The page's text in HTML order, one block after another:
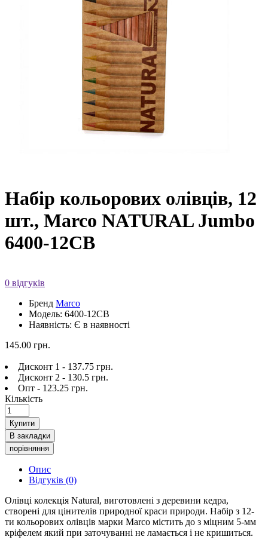
Набір кольорових олівців, 12
шт., Marco NATURAL Jumbo
6400-12CB
0 відгуків
Бренд Marco
Модель: 6400-12CB
Наявність: Є в наявності
145.00 грн.
Дисконт 1 - 137.75 грн.
Дисконт 2 - 130.5 грн.
Опт - 123.25 грн.
Кількість
Купити
В закладки
порівняння
Опис
Відгуків (0)
Олівці колекція Natural, виготовлені з деревини кедра,
створені для цінителів природної краси природи. Набір з 12-
ти кольорових олівців марки Marco містить до з міцним 5-мм
кріфелем який при заточуванні не ламається і не кришиться.